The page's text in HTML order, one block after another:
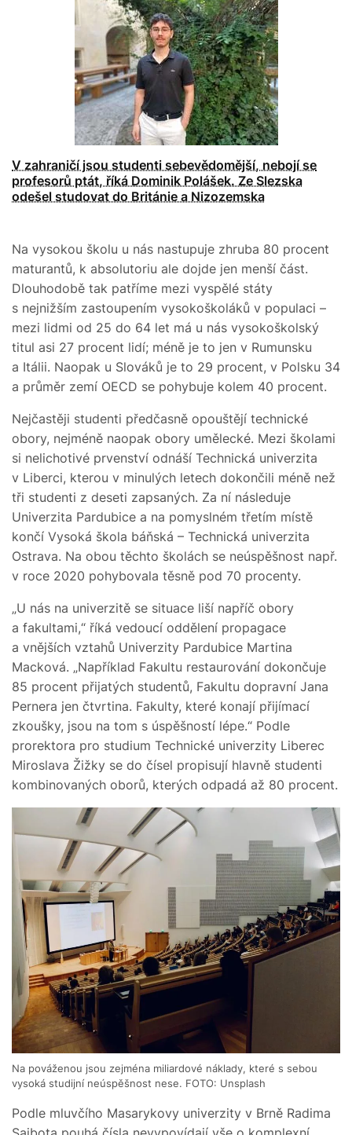
V zahraničí jsou studenti sebevědomější, nebojí se
profesorů ptát, říká Dominik Polášek. Ze Slezska
odešel studovat do Británie a Nizozemska
Na vysokou školu u nás nastupuje zhruba 80 procent
maturantů, k absolutoriu ale dojde jen menší část.
Dlouhodobě tak patříme mezi vyspělé státy
s nejnižším zastoupením vysokoškoláků v populaci –
mezi lidmi od 25 do 64 let má u nás vysokoškolský
titul asi 27 procent lidí; méně je to jen v Rumunsku
a Itálii. Naopak u Slováků je to 29 procent, v Polsku 34
a průměr zemí OECD se pohybuje kolem 40 procent.
Nejčastěji studenti předčasně opouštějí technické
obory, nejméně naopak obory umělecké. Mezi školami
si nelichotivé prvenství odnáší Technická univerzita
v Liberci, kterou v minulých letech dokončili méně než
tři studenti z deseti zapsaných. Za ní následuje
Univerzita Pardubice a na pomyslném třetím místě
končí Vysoká škola báňská – Technická univerzita
Ostrava. Na obou těchto školách se neúspěšnost např.
v roce 2020 pohybovala těsně pod 70 procenty.
„U nás na univerzitě se situace liší napříč obory
a fakultami,“ říká vedoucí oddělení propagace
a vnějších vztahů Univerzity Pardubice Martina
Macková. „Například Fakultu restaurování dokončuje
85 procent přijatých studentů, Fakultu dopravní Jana
Pernera jen čtvrtina. Fakulty, které konají přijímací
zkoušky, jsou na tom s úspěšností lépe.“ Podle
prorektora pro studium Technické univerzity Liberec
Miroslava Žižky se do čísel propisují hlavně studenti
kombinovaných oborů, kterých odpadá až 80 procent.
Na pováženou jsou zejména miliardové náklady, které s sebou
vysoká studijní neúspěšnost nese. FOTO: Unsplash
Podle mluvčího Masarykovy univerzity v Brně Radima